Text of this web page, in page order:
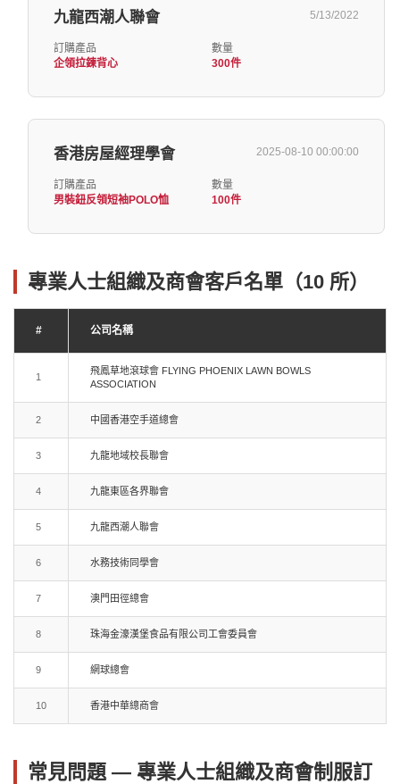
九龍西潮人聯會 5/13/2022
訂購產品
企領拉鍊背心
數量
300件
香港房屋經理學會 2025-08-10 00:00:00
訂購產品
男裝鈕反領短袖POLO恤
數量
100件
專業人士組織及商會客戶名單（10 所）
# 公司名稱
1
飛鳳草地滾球會 FLYING PHOENIX LAWN BOWLS
ASSOCIATION
2 中國香港空手道總會
3 九龍地域校長聯會
4 九龍東區各界聯會
5 九龍西潮人聯會
6 水務技術同學會
7 澳門田徑總會
8 珠海金濠漢堡食品有限公司工會委員會
9 網球總會
10 香港中華總商會
常見問題 — 專業人士組織及商會制服訂